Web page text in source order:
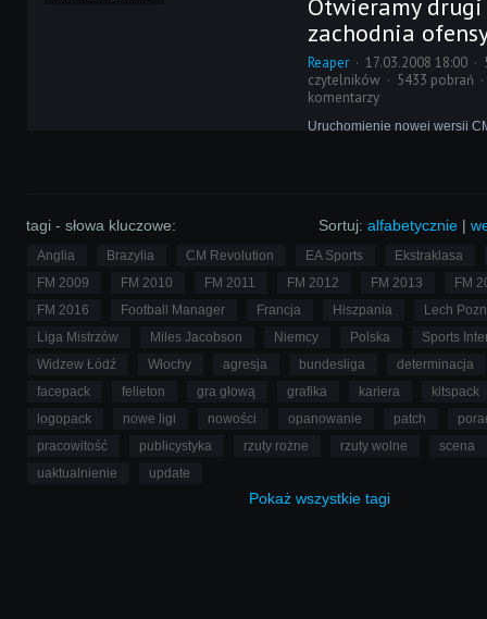
Otwieramy
zachodnia
Reaper 17.03.2008 18:00
czytelników
5433 pobrań
komentarzy
Uruchomienie nowej wersji
Sortuj: alfabetycznie |
tagi - słowa kluczowe:
Anglia Brazylia CM Revolution EA Sports
Ekstraklasa
FM 2009
FM 2010 FM 2011 FM 2012 FM 2013
FM
FM 2016
Football Manager Francja Hiszpania
Lech
Liga Mistrzów
Miles Jacobson Niemcy Polska
Sports
Widzew Łódź
Włochy agresja bundesliga
determinacja
facepack
felieton gra głową grafika kariera
kitspack
logopack
nowe ligi nowości opanowanie patch
pracowitość
publicystyka rzuty rożne rzuty wolne
scena
uaktualnienie
update
Pokaż wszystkie tagi